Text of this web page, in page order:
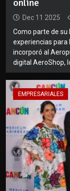
online
Dec 11 2025
Como parte de
experiencias para
incorporó al
digital AeroShop,
EMPRESARIALES